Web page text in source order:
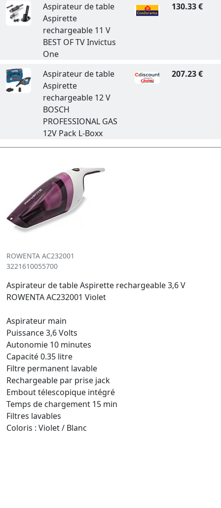
Aspirateur de table
Aspirette
rechargeable 11 V
BEST OF TV Invictus
One
130.33 €
Aspirateur de table
Aspirette
rechargeable 12 V
BOSCH
PROFESSIONAL GAS
12V Pack L-Boxx
207.23 €
ROWENTA AC232001
3221610055700
Aspirateur de table Aspirette rechargeable 3,6 V
ROWENTA AC232001 Violet
Aspirateur main
Puissance 3,6 Volts
Autonomie 10 minutes
Capacité 0.35 litre
Filtre permanent lavable
Rechargeable par prise jack
Embout télescopique intégré
Temps de chargement 15 min
Filtres lavables
Coloris : Violet / Blanc